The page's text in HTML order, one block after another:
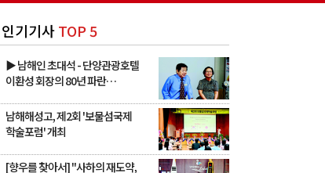
인기기사TOP 5
▶ 남해인 초대석 - 단양관광호텔
이환성 회장의 80년 파란…
남해해성고, 제2회 '보물섬국제
학술포럼' 개최
[향우를 찾아서] "사하의 재도약,